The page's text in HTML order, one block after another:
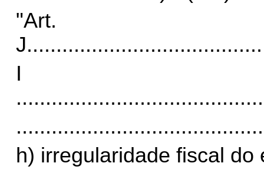
J.
I
h) irregularidade fiscal